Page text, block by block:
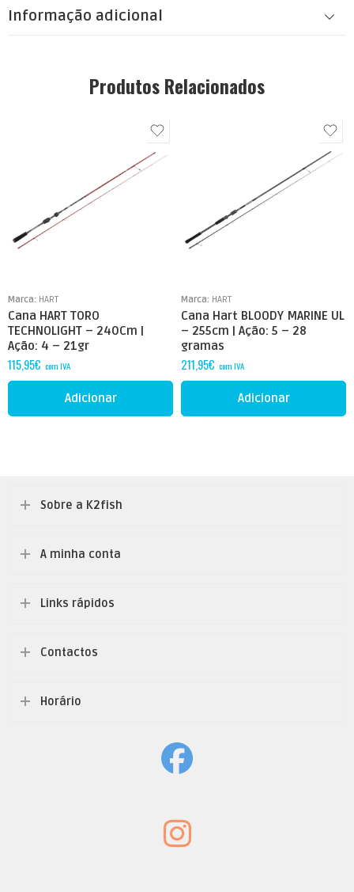
Informação adicional
Produtos Relacionados
Marca: HART
Cana HART TORO
TECHNOLIGHT – 240Cm |
Ação: 4 – 21gr
115,95€ com IVA
Adicionar
Marca: HART
Cana Hart BLOODY MARINE UL
– 255cm | Ação: 5 – 28
gramas
211,95€ com IVA
Adicionar
Sobre a K2fish
A minha conta
Links rápidos
Contactos
Horário